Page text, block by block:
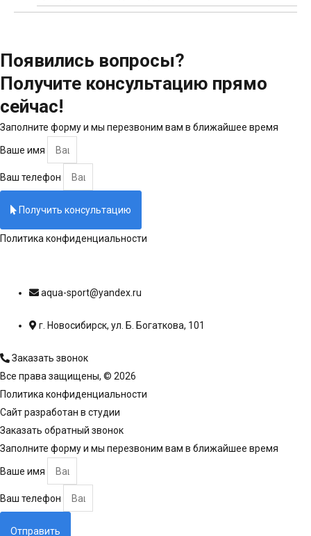
Появились вопросы?
Получите консультацию прямо
сейчас!
Заполните форму и мы перезвоним вам в ближайшее время
Ваше имя
Ваш телефон
Получить консультацию
Политика конфиденциальности
aqua-sport@yandex.ru
г. Новосибирск, ул. Б. Богаткова, 101
Заказать звонок
Все права защищены, © 2026
Политика конфиденциальности
Сайт разработан в студии
Заказать обратный звонок
Заполните форму и мы перезвоним вам в ближайшее время
Ваше имя
Ваш телефон
Отправить